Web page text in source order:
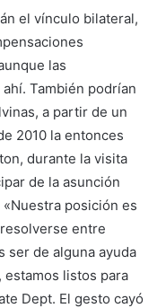
el vínculo bilateral,
las
También podrían
a partir de un
2010 la entonces
durante la visita
de la asunción
posición es
entre
ser de alguna ayuda
listos para
Dept. El gesto cayó